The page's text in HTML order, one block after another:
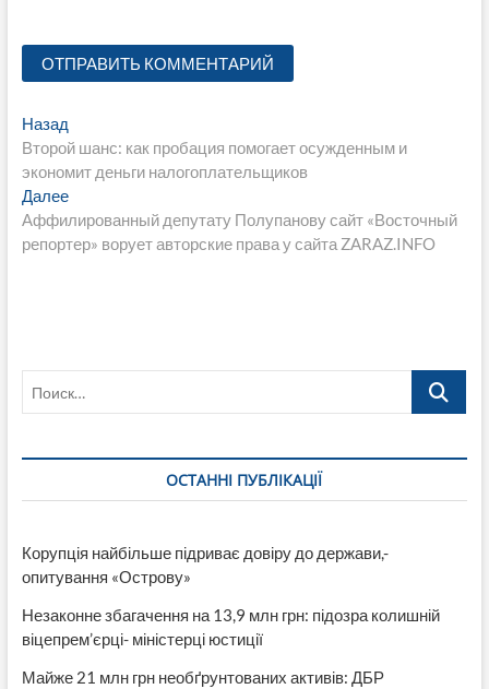
Навигация
по
записям
НазадПредыдущая
запись:
Второй шанс: как пробация помогает осужденным и
экономит деньги налогоплательщиков
ДалееСледующая
запись:
Аффилированный депутату Полупанову сайт «Восточный
репортер» ворует авторские права у сайта ZARAZ.INFO
Поиск…
ОСТАННІ ПУБЛІКАЦІЇ
Корупція найбільше підриває довіру до держави,-
опитування «Острову»
Незаконне збагачення на 13,9 млн грн: підозра колишній
віцепрем’єрці- міністерці юстиції
Майже 21 млн грн необґрунтованих активів: ДБР